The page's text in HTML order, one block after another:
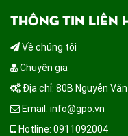
THÔNG TIN LIÊN
Về chúng tôi
Chuyên gia
Địa chỉ: 80B Nguyễn
Email: info@gpo.vn
Hotline: 0911092004